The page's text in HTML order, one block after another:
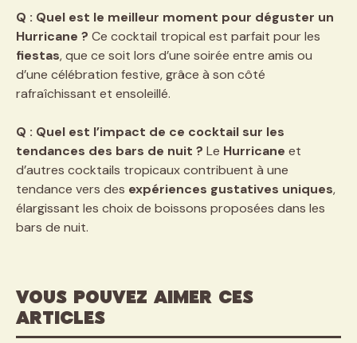
Q : Quel est le meilleur moment pour déguster un
Hurricane ? Ce cocktail tropical est parfait pour les
fiestas, que ce soit lors d’une soirée entre amis ou
d’une célébration festive, grâce à son côté
rafraîchissant et ensoleillé.
Q : Quel est l’impact de ce cocktail sur les
tendances des bars de nuit ? Le Hurricane et
d’autres cocktails tropicaux contribuent à une
tendance vers des expériences gustatives uniques,
élargissant les choix de boissons proposées dans les
bars de nuit.
VOUS POUVEZ AIMER CES
ARTICLES